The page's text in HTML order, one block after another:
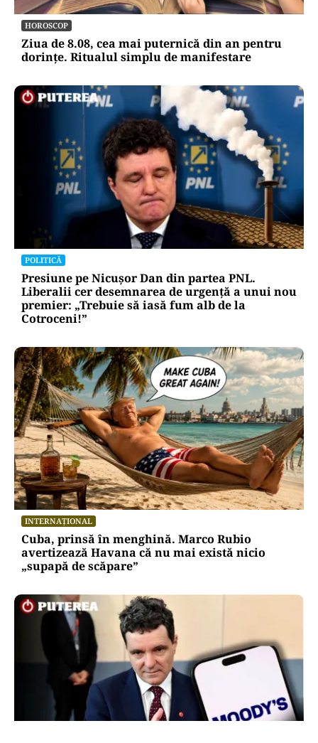
HOROSCOP
Ziua de 8.08, cea mai puternică din an pentru
dorințe. Ritualul simplu de manifestare
POLITICĂ
Presiune pe Nicușor Dan din partea PNL.
Liberalii cer desemnarea de urgență a unui nou
premier: „Trebuie să iasă fum alb de la
Cotroceni!”
INTERNAȚIONAL
Cuba, prinsă în menghină. Marco Rubio
avertizează Havana că nu mai există nicio
„supapă de scăpare”